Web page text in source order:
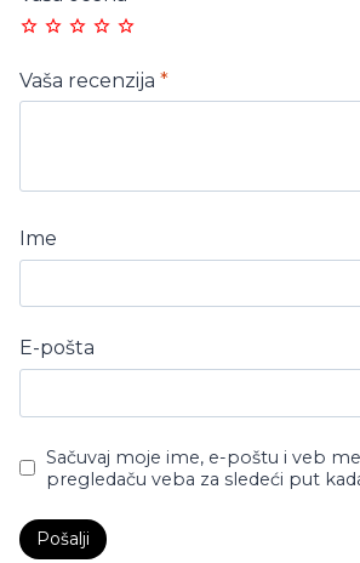
Vaša recenzija *
Ime
E-pošta
Sačuvaj moje ime, e-poštu i veb
pregledaču veba za sledeći put